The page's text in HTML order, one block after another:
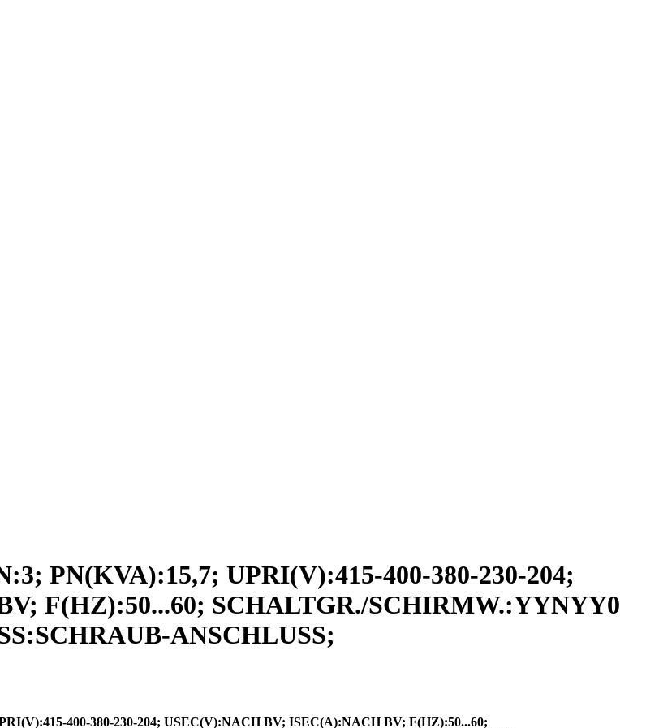
PN(KVA):15,7; UPRI(V):415-400-380-230-204;
F(HZ):50...60; SCHALTGR./SCHIRMW.:YYNYY0
ANSCHLUSS;
400-380-230-204; USEC(V):NACH BV; ISEC(A):NACH BV; F(HZ):50...60;